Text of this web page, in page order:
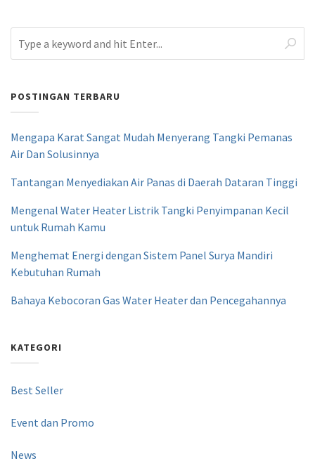
POSTINGAN TERBARU
Mengapa Karat Sangat Mudah Menyerang Tangki Pemanas
Air Dan Solusinnya
Tantangan Menyediakan Air Panas di Daerah Dataran Tinggi
Mengenal Water Heater Listrik Tangki Penyimpanan Kecil
untuk Rumah Kamu
Menghemat Energi dengan Sistem Panel Surya Mandiri
Kebutuhan Rumah
Bahaya Kebocoran Gas Water Heater dan Pencegahannya
KATEGORI
Best Seller
Event dan Promo
News